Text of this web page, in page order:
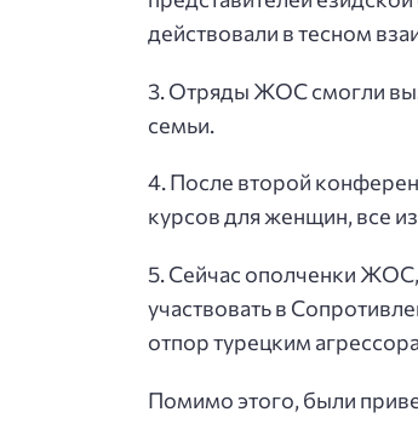
действовали в тесном
3. Отряды ЖОС смогли
семьи.
4. После второй
курсов для женщин, все
5. Сейчас ополченки
участвовать в
отпор турецким
Помимо этого, были